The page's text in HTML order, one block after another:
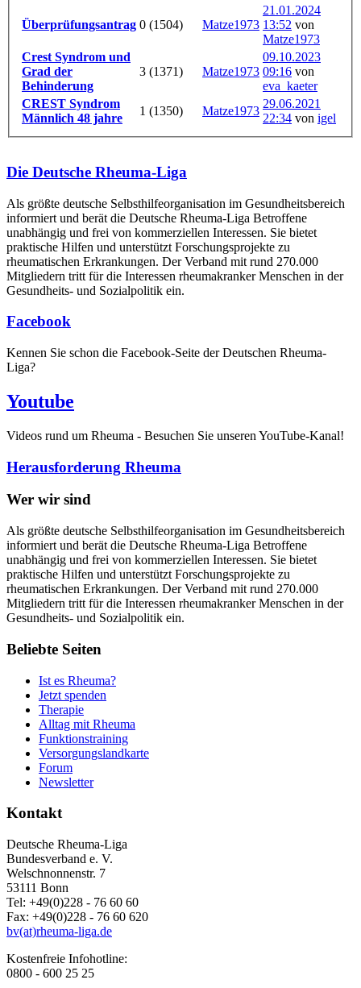
Überprüfungsantrag 0 (1504) Matze1973
21.01.2024
13:52 von
Matze1973
Crest Syndrom und
Grad der
Behinderung
3 (1371) Matze1973
09.10.2023
09:16 von
eva_kaeter
CREST Syndrom
Männlich 48 jahre
1 (1350) Matze1973
29.06.2021
22:34 von igel
Die Deutsche Rheuma-Liga
Als größte deutsche Selbsthilfe­organisation im Gesundheitsbereich
informiert und berät die Deutsche Rheuma-Liga Betroffene
unabhängig und frei von kommerziellen Interessen. Sie bietet
praktische Hilfen und unterstützt Forschungsprojekte zu
rheumatischen Erkrankungen. Der Verband mit rund 270.000
Mitgliedern tritt für die Interessen rheumakranker Menschen in der
Gesundheits- und Sozialpolitik ein.
Facebook
Kennen Sie schon die Facebook-Seite der Deutschen Rheuma-
Liga?
Youtube
Videos rund um Rheuma - Besuchen Sie unseren YouTube-Kanal!
Herausforderung Rheuma
Wer wir sind
Als größte deutsche Selbsthilfeorganisation im Gesundheitsbereich
informiert und berät die Deutsche Rheuma-Liga Betroffene
unabhängig und frei von kommerziellen Interessen. Sie bietet
praktische Hilfen und unterstützt Forschungsprojekte zu
rheumatischen Erkrankungen. Der Verband mit rund 270.000
Mitgliedern tritt für die Interessen rheumakranker Menschen in der
Gesundheits- und Sozialpolitik ein.
Beliebte Seiten
Ist es Rheuma?
Jetzt spenden
Therapie
Alltag mit Rheuma
Funktionstraining
Versorgungslandkarte
Forum
Newsletter
Kontakt
Deutsche Rheuma-Liga
Bundesverband e. V.
Welschnonnenstr. 7
53111 Bonn
Tel: +49(0)228 - 76 60 60
Fax: +49(0)228 - 76 60 620
bv(at)rheuma-liga.de
Kostenfreie Infohotline:
0800 - 600 25 25